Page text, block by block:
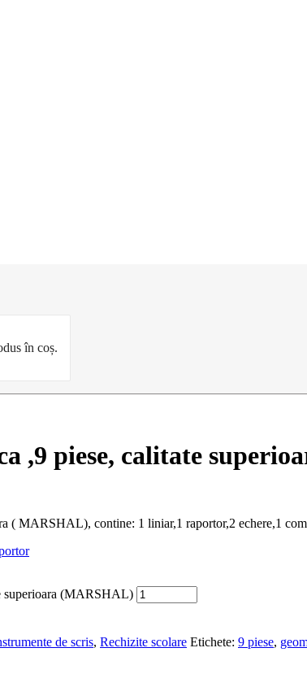
în coș.
,9 piese, calitate
( MARSHAL), contine: 1 liniar,1 raportor,2 echere,1
superioara (MARSHAL)
de scris, Rechizite scolare Etichete: 9 piese,